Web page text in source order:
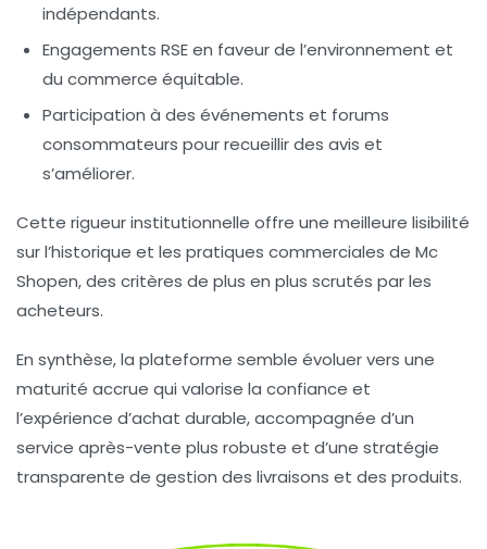
indépendants.
Engagements RSE en faveur de l’environnement et
du commerce équitable.
Participation à des événements et forums
consommateurs pour recueillir des avis et
s’améliorer.
Cette rigueur institutionnelle offre une meilleure lisibilité
sur l’historique et les pratiques commerciales de Mc
Shopen, des critères de plus en plus scrutés par les
acheteurs.
En synthèse, la plateforme semble évoluer vers une
maturité accrue qui valorise la confiance et
l’expérience d’achat durable, accompagnée d’un
service après-vente plus robuste et d’une stratégie
transparente de gestion des livraisons et des produits.